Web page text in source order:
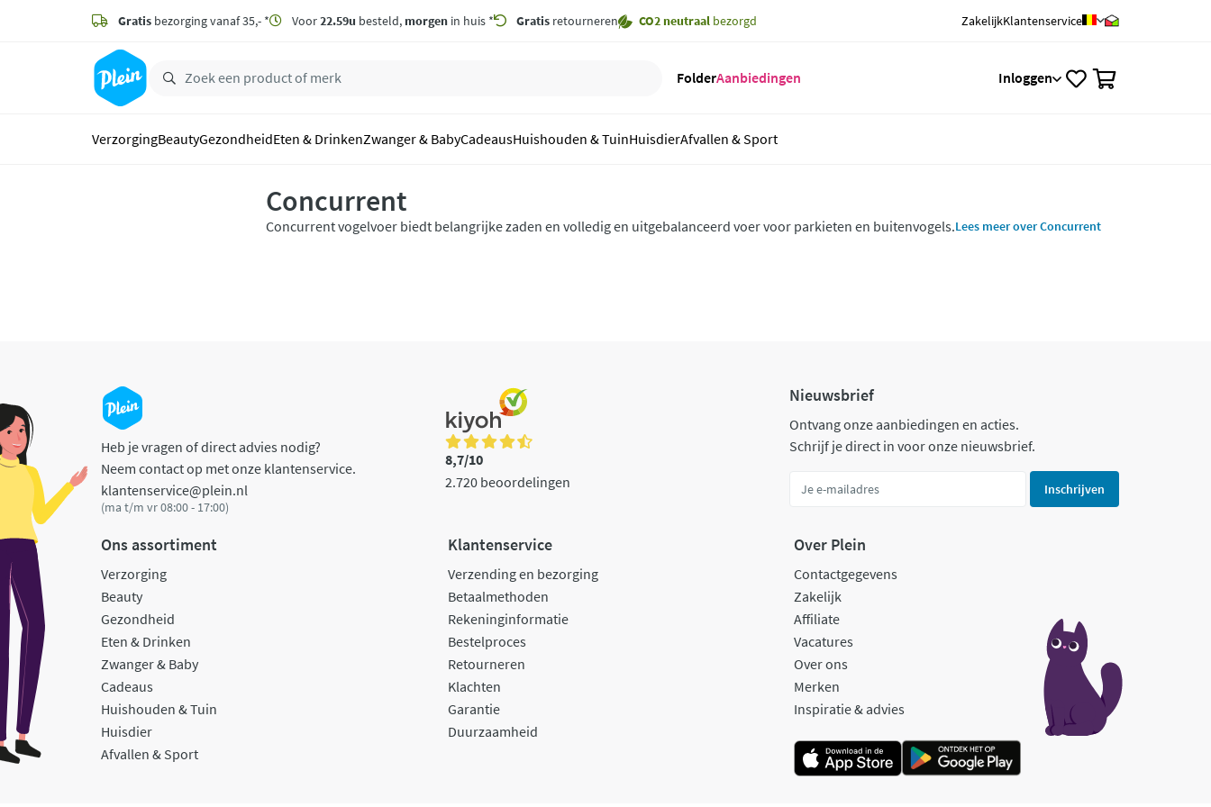
zoeken
hoofdinhoud
Gratis bezorging vanaf 35,- * Voor22.59u besteld, morgen in huis * Gratis retourneren CO2 neutraal bezorgd ZakelijkKlantenservice
FolderAanbiedingen Inloggen
VerzorgingBeautyGezondheidEten & DrinkenZwanger & BabyCadeausHuishouden & TuinHuisdierAfvallen & Sport
Concurrent
Concurrent vogelvoer biedt belangrijke zaden en volledig en uitgebalanceerd voer voor parkieten en buitenvogels.Lees meer over Concurrent
Heb je vragen of direct advies nodig?
Neem contact op met onze klantenservice.
klantenservice@plein.nl
(ma t/m vr 08:00 - 17:00)
8,7/10
2.720 beoordelingen
Nieuwsbrief
Ontvang onze aanbiedingen en acties.
Schrijf je direct in voor onze nieuwsbrief.
Inschrijven
Ons assortiment
Verzorging
Beauty
Gezondheid
Eten & Drinken
Zwanger & Baby
Cadeaus
Huishouden & Tuin
Huisdier
Afvallen & Sport
Klantenservice
Verzending en bezorging
Betaalmethoden
Rekeninginformatie
Bestelproces
Retourneren
Klachten
Garantie
Duurzaamheid
Over Plein
Contactgegevens
Zakelijk
Affiliate
Vacatures
Over ons
Merken
Inspiratie & advies